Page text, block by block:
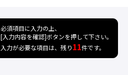
必須項目に入力の上、
[入力内容を確認]ボタンを押して下さい。
入力が必要な項目は、残り11件です。